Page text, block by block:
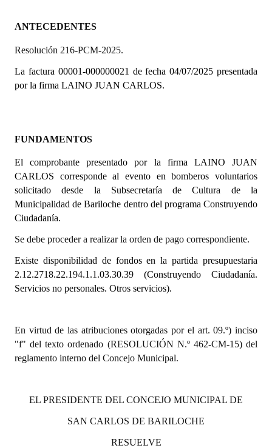
Constitución Nacional
Constitución Provincial
Carta Orgánica 2007
DOCUMENTOS
Informes de Gestión
Actas de Sesión
Ejecución Presupuestaria
Actas de Audiencias Públicas
ANTECEDENTES
Resolución 216-PCM-2025.
La factura 00001-000000021 de fecha 04/07/2025 presentada
por la firma LAINO JUAN CARLOS.
FUNDAMENTOS
El comprobante presentado por la firma LAINO JUAN
CARLOS corresponde al evento en bomberos voluntarios
solicitado desde la Subsecretaría de Cultura de la
Municipalidad de Bariloche dentro del programa Construyendo
Ciudadanía.
Se debe proceder a realizar la orden de pago correspondiente.
Existe disponibilidad de fondos en la partida presupuestaria
2.12.2718.22.194.1.1.03.30.39 (Construyendo Ciudadanía.
Servicios no personales. Otros servicios).
En virtud de las atribuciones otorgadas por el art. 09.º) inciso
"f" del texto ordenado (RESOLUCIÓN N.º 462-CM-15) del
reglamento interno del Concejo Municipal.
EL PRESIDENTE DEL CONCEJO MUNICIPAL DE
SAN CARLOS DE BARILOCHE
RESUELVE